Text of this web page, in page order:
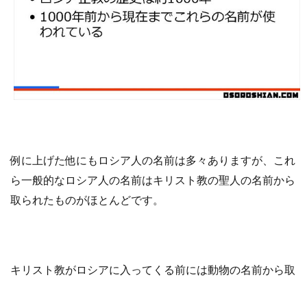
例に上げた他にも ロシア人の名前は多々 あ りますが
これ
ら一般的なロシア人の名前はキリスト教の聖人の名前から
取られた ものがほとんどです。
キリスト教がロシアに入ってくる前には動物の名前から取